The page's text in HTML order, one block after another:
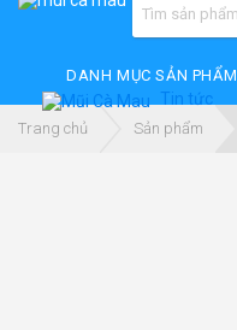
DANH MỤC SẢN PHẨM
Tin tức
Trang chủ Sản phẩm